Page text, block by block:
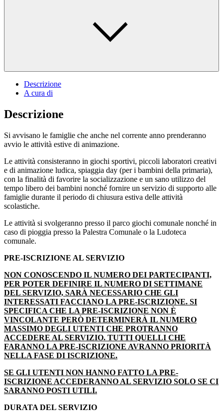
Descrizione
A cura di
Descrizione
Si avvisano le famiglie che anche nel corrente anno prenderanno
avvio le attività estive di animazione.
Le attività consisteranno in giochi sportivi, piccoli laboratori creativi
e di animazione ludica, spiaggia day (per i bambini della primaria),
con la finalità di favorire la socializzazione e un sano utilizzo del
tempo libero dei bambini nonché fornire un servizio di supporto alle
famiglie durante il periodo di chiusura estiva delle attività
scolastiche.
Le attività si svolgeranno presso il parco giochi comunale nonché in
caso di pioggia presso la Palestra Comunale o la Ludoteca
comunale.
PRE-ISCRIZIONE AL SERVIZIO
NON CONOSCENDO IL NUMERO DEI PARTECIPANTI,
PER POTER DEFINIRE IL NUMERO DI SETTIMANE
DEL SERVIZIO, SARÀ NECESSARIO CHE GLI
INTERESSATI FACCIANO LA PRE-ISCRIZIONE. SI
SPECIFICA CHE LA PRE-ISCRIZIONE NON È
VINCOLANTE PERÒ DETERMINERÀ IL NUMERO
MASSIMO DEGLI UTENTI CHE PROTRANNO
ACCEDERE AL SERVIZIO. TUTTI QUELLI CHE
FARANNO LA PRE-ISCRIZIONE AVRANNO PRIORITÀ
NELLA FASE DI ISCRIZIONE.
SE GLI UTENTI NON HANNO FATTO LA PRE-
ISCRIZIONE ACCEDERANNO AL SERVIZIO SOLO SE CI
SARANNO POSTI UTILI.
DURATA DEL SERVIZIO